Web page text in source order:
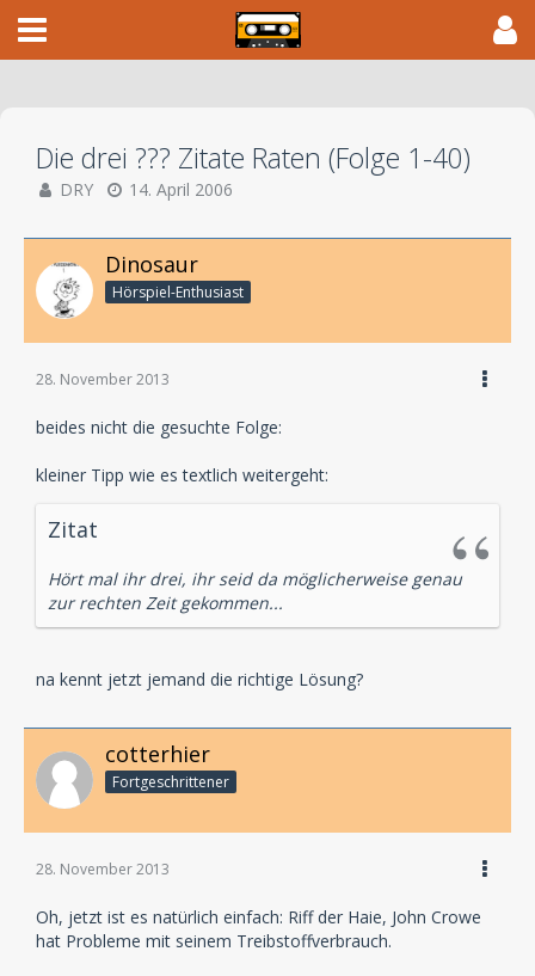
Die drei ??? Zitate Raten (Folge 1-40)
DRY 14. April 2006
Dinosaur
Hörspiel-En­thu­si­ast
28. November 2013
beides nicht die gesuchte Folge:
kleiner Tipp wie es textlich weitergeht:
Zitat
Hört mal ihr drei, ihr seid da möglicherweise genau
zur rechten Zeit gekommen...
na kennt jetzt jemand die richtige Lösung?
cotterhier
Fortgeschrittener
28. November 2013
Oh, jetzt ist es natürlich einfach: Riff der Haie, John Crowe
hat Probleme mit seinem Treibstoffverbrauch.